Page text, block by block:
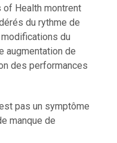
Health montrent
du rythme de
du
augmentation de
des performances
pas un symptôme
manque de